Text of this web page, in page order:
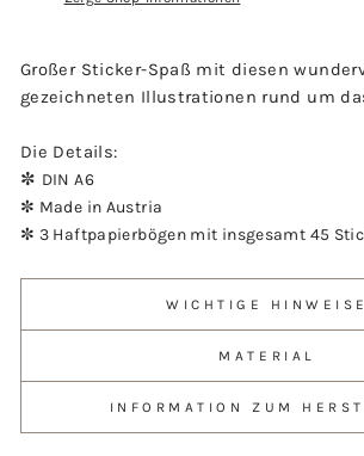
Großer Sticker-Spaß mit diesen
gezeichneten Illustrationen rund um
Die Details:
✼ DIN A6
✼ Made in Austria
✼ 3 Haftpapierbögen mit insgesamt 45
WICHTIGE HINWEISE
MATERIAL
INFORMATION ZUM